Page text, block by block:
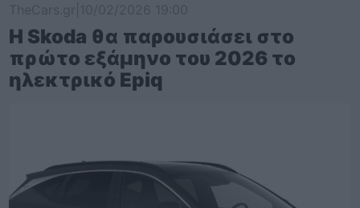
Η Skoda θα παρουσιάσει στο
πρώτο εξάμηνο του 2026 το
ηλεκτρικό Epiq